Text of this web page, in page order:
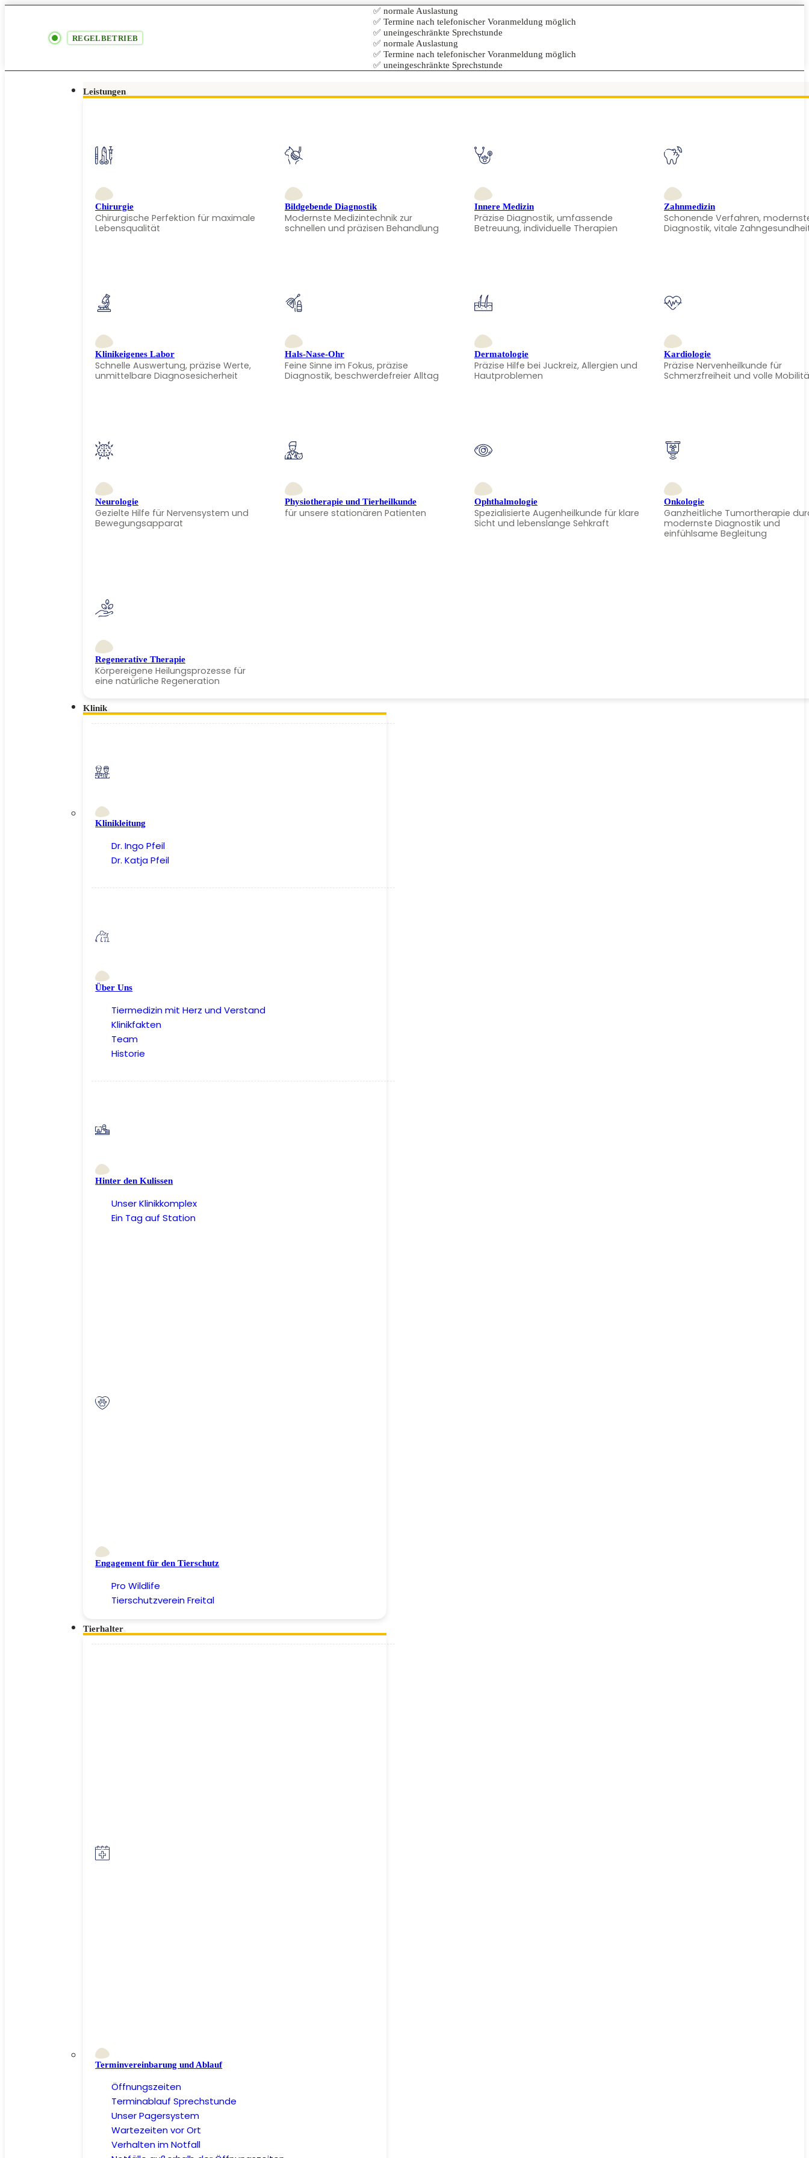
REGELBETRIEB
✅ normale Auslastung
✅ Termine nach telefonischer Voranmeldung möglich
✅ uneingeschränkte Sprechstunde
✅ normale Auslastung
✅ Termine nach telefonischer Voranmeldung möglich
✅ uneingeschränkte Sprechstunde
Leistungen
Chirurgie
Chirurgische Perfektion für maximale
Lebensqualität
Bildgebende Diagnostik
Modernste Medizintechnik zur
schnellen und präzisen Behandlung
Innere Medizin
Präzise Diagnostik, umfassende
Betreuung, individuelle Therapien
Zahnmedizin
Schonende Verfahren,
Diagnostik, vitale
Klinikeigenes Labor
Schnelle Auswertung, präzise Werte,
unmittelbare Diagnosesicherheit
Hals-Nase-Ohr
Feine Sinne im Fokus, präzise
Diagnostik, beschwerdefreier Alltag
Dermatologie
Präzise Hilfe bei Juckreiz, Allergien und
Hautproblemen
Kardiologie
Präzise Nervenheilkunde für
Schmerzfreiheit und volle
Neurologie
Gezielte Hilfe für Nervensystem und
Bewegungsapparat
Physiotherapie und Tierheilkunde
für unsere stationären Patienten
Ophthalmologie
Spezialisierte Augenheilkunde für klare
Sicht und lebenslange Sehkraft
Onkologie
Ganzheitliche Tumortherapie
modernste Diagnostik und
einfühlsame Begleitung
Regenerative Therapie
Körpereigene Heilungsprozesse für
eine natürliche Regeneration
Klinik
Klinikleitung
Dr. Ingo Pfeil
Dr. Katja Pfeil
Über Uns
Tiermedizin mit Herz und Verstand
Klinikfakten
Team
Historie
Hinter den Kulissen
Unser Klinikkomplex
Ein Tag auf Station
Engagement für den Tierschutz
Pro Wildlife
Tierschutzverein Freital
Tierhalter
Terminvereinbarung und Ablauf
Öffnungszeiten
Terminablauf Sprechstunde
Unser Pagersystem
Wartezeiten vor Ort
Verhalten im Notfall